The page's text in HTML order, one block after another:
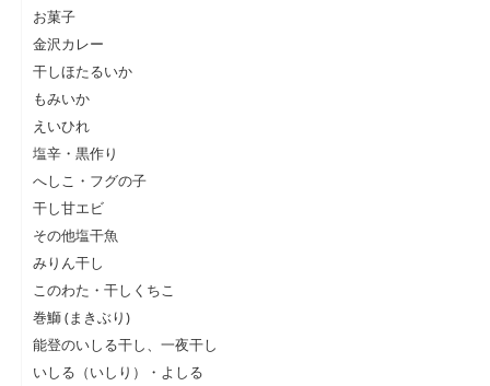
お菓子
金沢カレー
干しほたるいか
もみいか
えいひれ
塩辛・黒作り
へしこ・フグの子
干し甘エビ
その他塩干魚
みりん干し
このわた・干しくちこ
巻鰤 (まきぶり)
能登のいしる干し、一夜干し
いしる（いしり）・よしる